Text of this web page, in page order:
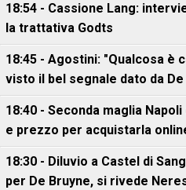
18:54 - Cassione Lang:
la trattativa Godts
18:45 - Agostini: "Qualcosa è
visto il bel segnale dato da De
18:40 - Seconda maglia
e prezzo per acquistarla
18:30 - Diluvio a Castel di
per De Bruyne, si rivede Neres